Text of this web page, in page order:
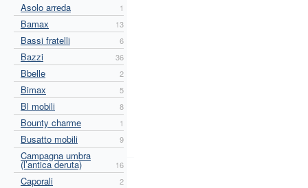
Asolo arreda 1
Bamax 13
Bassi fratelli 6
Bazzi 36
Bbelle 2
Bimax 5
Bl mobili 8
Bounty charme 1
Busatto mobili 9
Campagna umbra
(l’antica deruta) 16
Caporali 2